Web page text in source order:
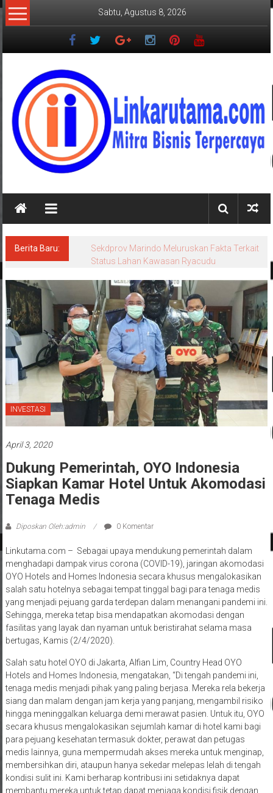
Lompat
ke
Sabtu, Agustus 8, 2026
LINKARUTAMA.COM
Mitra
Terpercaya
Berita Baru:
Sekdprov Marindo Meluruskan Fakta Terkait
Status Lahan Kawasan Ryacudu
INVESTASI
April 3, 2020
Dukung Pemerintah, OYO Indonesia
Siapkan Kamar Hotel Untuk Akomodasi
Tenaga Medis
Diposkan Oleh:admin 0 Komentar
Linkutama.com – Sebagai upaya mendukung pemerintah dalam
menghadapi dampak virus corona (COVID-19), jaringan akomodasi
OYO Hotels and Homes Indonesia secara khusus mengalokasikan
salah satu hotelnya sebagai tempat tinggal bagi para tenaga medis
yang menjadi pejuang garda terdepan dalam menangani pandemi ini.
Sehingga, mereka tetap bisa mendapatkan akomodasi dengan
fasilitas yang layak dan nyaman untuk beristirahat selama masa
bertugas, Kamis (2/4/2020).
Salah satu hotel OYO di Jakarta, Alfian Lim, Country Head OYO
Hotels and Homes Indonesia, mengatakan, “Di tengah pandemi ini,
tenaga medis menjadi pihak yang paling berjasa. Mereka rela bekerja
siang dan malam dengan jam kerja yang panjang, mengambil risiko
hingga meninggalkan keluarga demi merawat pasien. Untuk itu, OYO
secara khusus mengalokasikan sejumlah kamar di hotel kami bagi
para pejuang kesehatan termasuk dokter, perawat dan petugas
medis lainnya, guna mempermudah akses mereka untuk menginap,
membersihkan diri, ataupun hanya sekedar melepas lelah di tengah
kondisi sulit ini. Kami berharap kontribusi ini setidaknya dapat
membantu mereka untuk tetap dapat menjaga kondisi fisik dengan